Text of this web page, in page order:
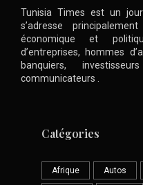
Tunisia Times est un
s’adresse
économique et
d’entreprises, hommes
banquiers,
communicateurs .
Catégories
Afrique Autos